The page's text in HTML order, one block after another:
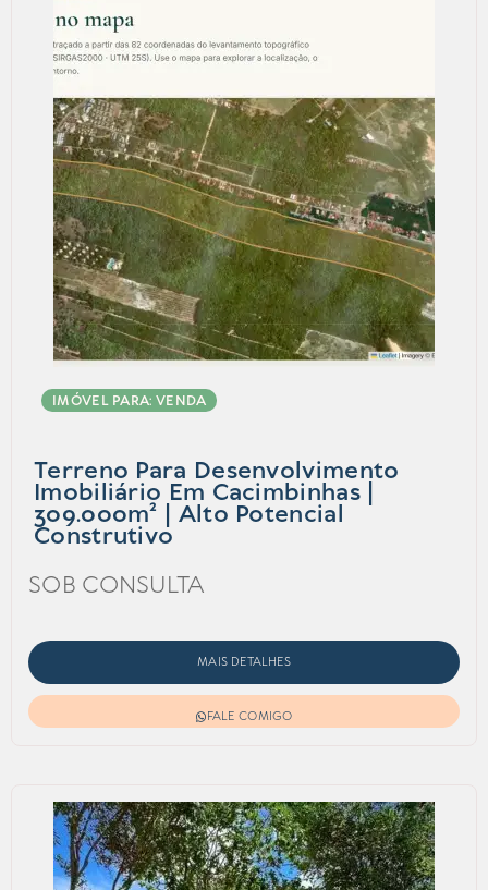
IMÓVEL PARA: VENDA
Terreno Para Desenvolvimento
Imobiliário Em Cacimbinhas |
309.000m² | Alto Potencial
Construtivo
SOB CONSULTA
MAIS DETALHES
FALE COMIGO